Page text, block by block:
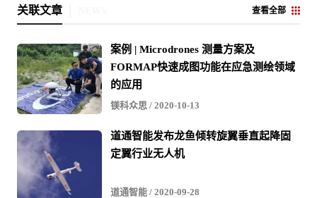
关联文章 查看全部
案例 | Microdrones 测量方案及
FORMAP快速成图功能在应急测绘领域
的应用
镁科众思 / 2020-10-13
道通智能发布龙鱼倾转旋翼垂直起降固
定翼行业无人机
道通智能 / 2020-09-28